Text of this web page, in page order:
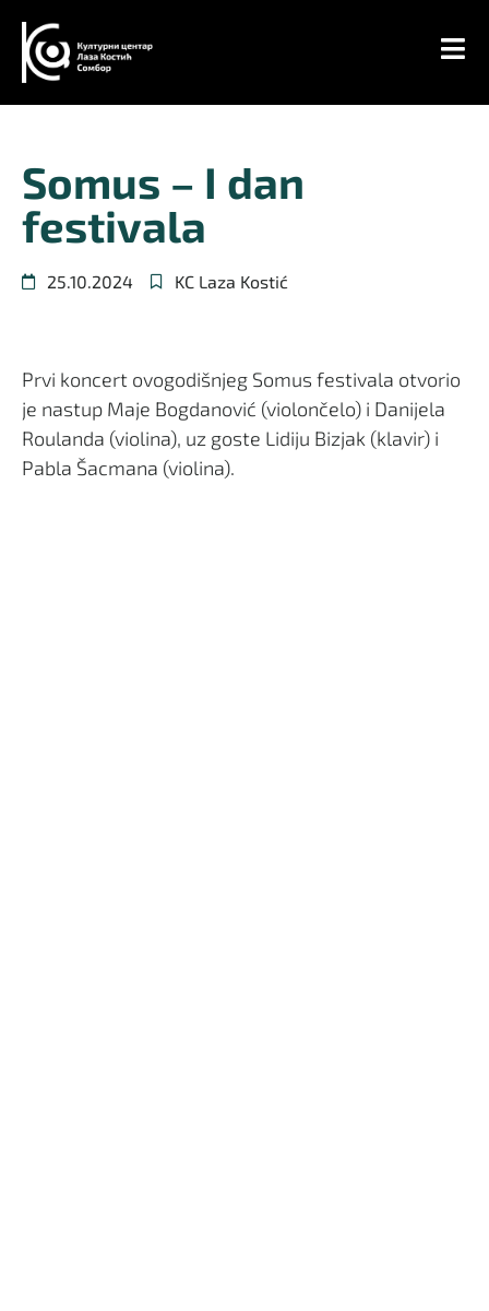
Somus – I dan
festivala
25.10.2024 KC Laza Kostić
Prvi koncert ovogodišnjeg Somus festivala otvorio
je nastup Maje Bogdanović (violončelo) i Danijela
Roulanda (violina), uz goste Lidiju Bizjak (klavir) i
Pabla Šacmana (violina).